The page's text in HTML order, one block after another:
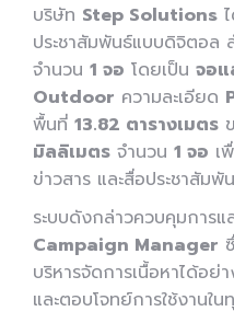
บริษัท Step Solutions
ประชาสัมพันธ์แบบดิจิตอล
จำนวน 1 จอ โดยเป็น จอ
Outdoor ความละเอียด
พื้นที่ 13.82 ตารางเมตร
มิลลิเมตร จำนวน 1 จอ เ
ข่าวสาร และสื่อประชาสัม
ระบบดังกล่าวควบคุมการ
Campaign Manager
บริหารจัดการเนื้อหาได้อย่
และตอบโจทย์การใช้งานใ